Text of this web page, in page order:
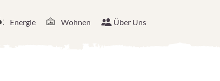
Energie Wohnen Über Uns